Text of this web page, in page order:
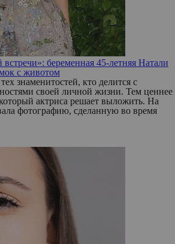
беременная 45-летняя Натали
с животом
знаменитостей, кто делится с
своей личной жизни. Тем ценнее
актриса решает выложить. На
фотографию, сделанную во время